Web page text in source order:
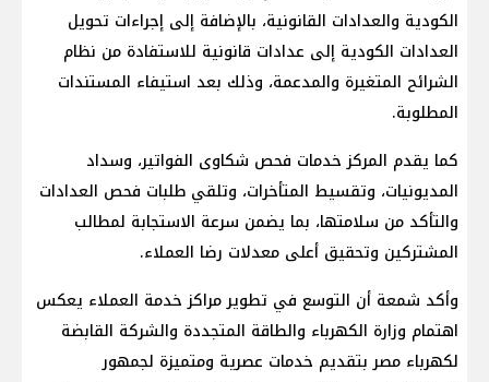
الكودية والعدادات القانونية، بالإضافة إلى إجراءات تحويل
العدادات الكودية إلى عدادات قانونية للاستفادة من نظام
الشرائح المتغيرة والمدعمة، وذلك بعد استيفاء المستندات
المطلوبة.
كما يقدم المركز خدمات فحص شكاوى الفواتير، وسداد
المديونيات، وتقسيط المتأخرات، وتلقي طلبات فحص العدادات
والتأكد من سلامتها، بما يضمن سرعة الاستجابة لمطالب
المشتركين وتحقيق أعلى معدلات رضا العملاء.
وأكد شمعة أن التوسع في تطوير مراكز خدمة العملاء يعكس
اهتمام وزارة الكهرباء والطاقة المتجددة والشركة القابضة
لكهرباء مصر بتقديم خدمات عصرية ومتميزة لجمهور